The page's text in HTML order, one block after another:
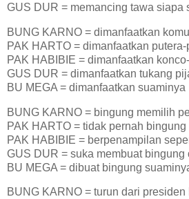
GUS DUR = memancing tawa siapa
BUNG KARNO = dimanfaatkan
PAK HARTO = dimanfaatkan
PAK HABIBIE = dimanfaatkan
GUS DUR = dimanfaatkan tukang
BU MEGA = dimanfaatkan suaminya
BUNG KARNO = bingung memilih
PAK HARTO = tidak pernah bingung
PAK HABIBIE = berpenampilan
GUS DUR = suka membuat bingung
BU MEGA = dibuat bingung
BUNG KARNO = turun dari